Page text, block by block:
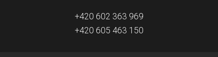
+420 602 363 969
+420 605 463 150